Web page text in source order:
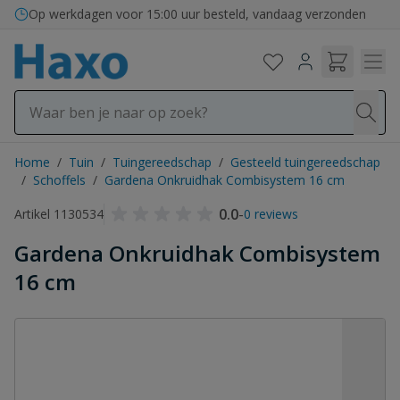
Ga naar de inhoud
Op werkdagen voor 15:00 uur besteld, vandaag verzonden
Home / Tuin / Tuingereedschap / Gesteeld tuingereedschap
/ Schoffels / Gardena Onkruidhak Combisystem 16 cm
Artikel 1130534
0.0-0 reviews
Gardena Onkruidhak Combisystem
16 cm